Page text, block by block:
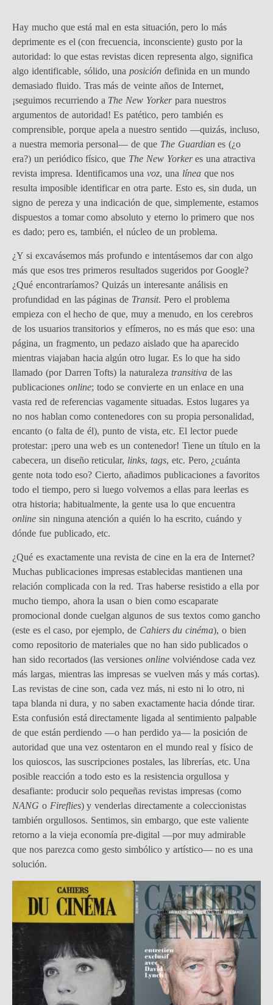
Hay mucho que está mal en esta situación, pero lo más
deprimente es el (con frecuencia, inconsciente) gusto por la
autoridad: lo que estas revistas dicen representa algo, significa
algo identificable, sólido, unaposicióndefinida en un mundo
demasiado fluido. Tras más de veinte años de Internet,
¡seguimos recurriendo a The New Yorkerpara nuestros
argumentos de autoridad! Es patético, pero también es
comprensible, porque apela a nuestro sentido —quizás, incluso,
a nuestra memoria personal— de que The Guardianes (¿o
era?) un periódico físico, que The New Yorkeres una atractiva
revista impresa. Identificamos unavoz, una líneaque nos
resulta imposible identificar en otra parte. Esto es, sin duda, un
signo de pereza y una indicación de que, simplemente, estamos
dispuestos a tomar como absoluto y eterno lo primero que nos
es dado; pero es, también, el núcleo de un problema.
¿Y si excavásemos más profundo e intentásemos dar con algo
más que esos tres primeros resultados sugeridos por Google?
¿Qué encontraríamos? Quizás un interesante análisis en
profundidad en las páginas de Transit. Pero el problema
empieza con el hecho de que, muy a menudo, en los cerebros
de los usuarios transitorios y efímeros, no es más que eso: una
página, un fragmento, un pedazo aislado que ha aparecido
mientras viajaban hacia algún otro lugar. Es lo que ha sido
llamado (por Darren Tofts) la naturaleza transitivade las
publicaciones online; todo se convierte en un enlace en una
vasta red de referencias vagamente situadas. Estos lugares ya
no nos hablan como contenedores con su propia personalidad,
encanto (o falta de él), punto de vista, etc. El lector puede
protestar: ¡pero una web es un contenedor! Tiene un título en la
cabecera, un diseño reticular, links,tags, etc. Pero, ¿cuánta
gente nota todo eso? Cierto, añadimos publicaciones a favoritos
todo el tiempo, pero si luego volvemos a ellas para leerlas es
otra historia; habitualmente, la gente usa lo que encuentra
online sin ninguna atención a quién lo ha escrito, cuándo y
dónde fue publicado, etc.
¿Qué es exactamente una revista de cine en la era de Internet?
Muchas publicaciones impresas establecidas mantienen una
relación complicada con la red. Tras haberse resistido a ella por
mucho tiempo, ahora la usan o bien como escaparate
promocional donde cuelgan algunos de sus textos como gancho
(este es el caso, por ejemplo, de Cahiers du cinéma), o bien
como repositorio de materiales que no han sido publicados o
han sido recortados (las versiones online volviéndose cada vez
más largas, mientras las impresas se vuelven más y más cortas).
Las revistas de cine son, cada vez más, ni esto ni lo otro, ni
tapa blanda ni dura, y no saben exactamente hacia dónde tirar.
Esta confusión está directamente ligada al sentimiento palpable
de que están perdiendo —o han perdido ya— la posición de
autoridad que una vez ostentaron en el mundo real y físico de
los quioscos, las suscripciones postales, las librerías, etc. Una
posible reacción a todo esto es la resistencia orgullosa y
desafiante: producir solo pequeñas revistas impresas (como
NANG o Fireflies) y venderlas directamente a coleccionistas
también orgullosos. Sentimos, sin embargo, que este valiente
retorno a la vieja economía pre-digital —por muy admirable
que nos parezca como gesto simbólico y artístico— no es una
solución.